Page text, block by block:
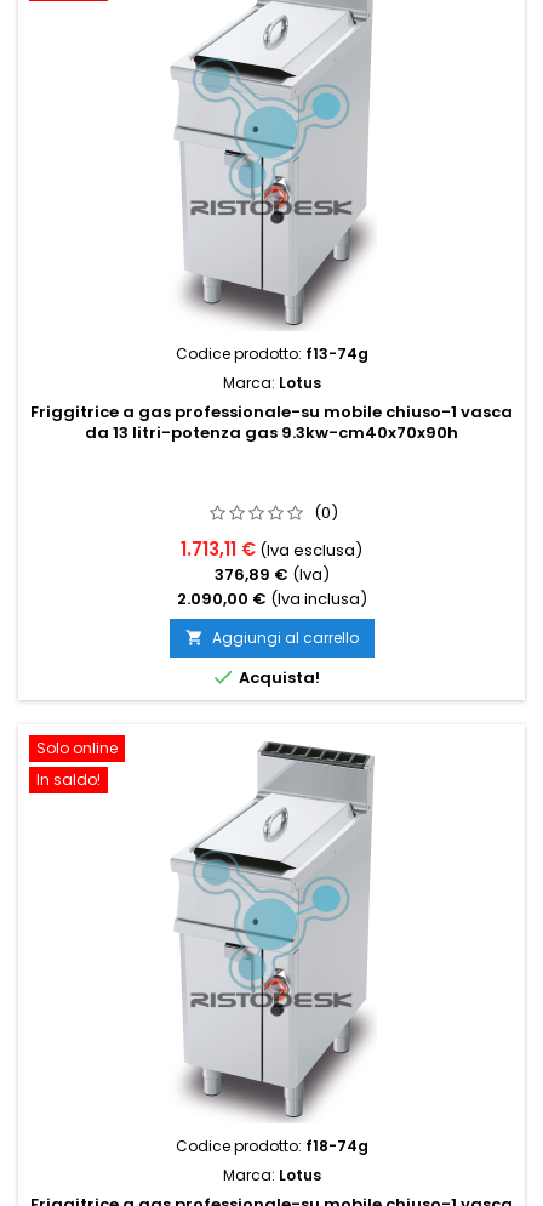
Codice prodotto: f13-74g
Marca: Lotus
Friggitrice a gas professionale-su mobile chiuso-1 vasca
da 13 litri-potenza gas 9.3kw-cm40x70x90h
(0)
1.713,11 € (Iva esclusa)
376,89 € (Iva)
2.090,00 € (Iva inclusa)
 Aggiungi al carrello
 Acquista!
Solo online
In saldo!
Codice prodotto: f18-74g
Marca: Lotus